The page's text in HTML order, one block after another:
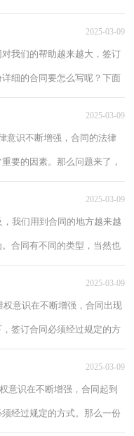
...
2025-03-09
我们的帮助越来越大，签订
细的合同要怎么写呢？下面
...
2025-03-09
意识不断增强，合同的法律
要的因素。那么问题来了，
...
2025-03-09
我们用到合同的地方越来越
合同有不同的类型，当然也
...
2025-03-09
意识在不断增强，合同出现
签订合同必须经过规定的方
2025-03-09
意识在不断增强，合同起到
经过规定的方式。那么一份